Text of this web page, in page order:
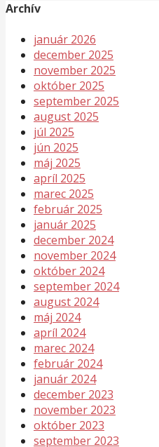
Archív
január 2026
december 2025
november 2025
október 2025
september 2025
august 2025
júl 2025
jún 2025
máj 2025
apríl 2025
marec 2025
február 2025
január 2025
december 2024
november 2024
október 2024
september 2024
august 2024
máj 2024
apríl 2024
marec 2024
február 2024
január 2024
december 2023
november 2023
október 2023
september 2023